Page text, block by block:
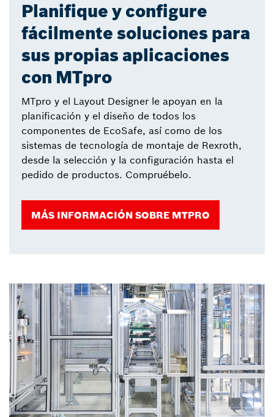
Planifique y configure
fácilmente soluciones para
sus propias aplicaciones
con MTpro
MTpro y el Layout Designer le apoyan en la
planificación y el diseño de todos los
componentes de EcoSafe, así como de los
sistemas de tecnología de montaje de Rexroth,
desde la selección y la configuración hasta el
pedido de productos. Compruébelo.
MÁS INFORMACIÓN SOBRE MTPRO